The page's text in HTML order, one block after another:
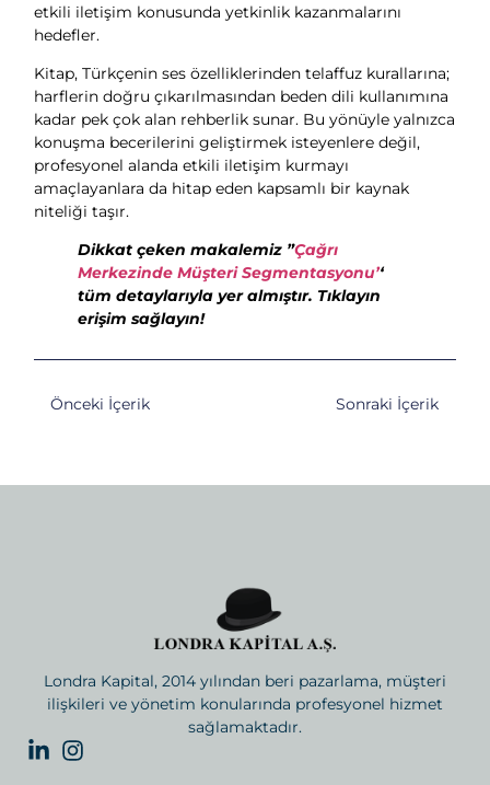
etkili iletişim konusunda yetkinlik kazanmalarını
hedefler.
Kitap, Türkçenin ses özelliklerinden telaffuz kurallarına;
harflerin doğru çıkarılmasından beden dili kullanımına
kadar pek çok alan rehberlik sunar. Bu yönüyle yalnızca
konuşma becerilerini geliştirmek isteyenlere değil,
profesyonel alanda etkili iletişim kurmayı
amaçlayanlara da hitap eden kapsamlı bir kaynak
niteliği taşır.
Dikkat çeken makalemiz ”Çağrı
Merkezinde Müşteri Segmentasyonu’‘
tüm detaylarıyla yer almıştır. Tıklayın
erişim sağlayın!
Önceki İçerik Sonraki İçerik
Londra Kapital, 2014 yılından beri pazarlama, müşteri
ilişkileri ve yönetim konularında profesyonel hizmet
sağlamaktadır.